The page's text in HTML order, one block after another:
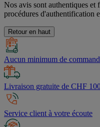
Nos avis sont authentiques et
procédures d'authentification
Retour en haut
Aucun minimum de
Livraison gratuite de CHF
Service client à votre écoute